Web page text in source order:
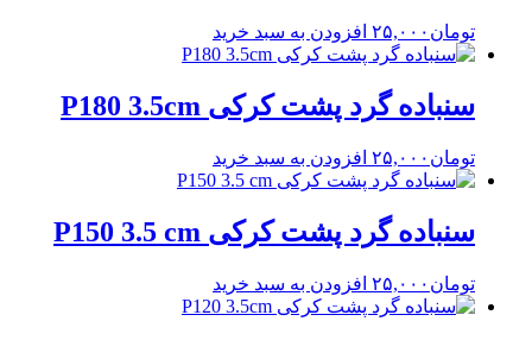
تومان ۲۵,۰۰۰ افزودن به سبد خرید
سنباده گرد پشت کرکی P180 3.5cm
تومان ۲۵,۰۰۰ افزودن به سبد خرید
سنباده گرد پشت کرکی P150 3.5 cm
تومان ۲۵,۰۰۰ افزودن به سبد خرید